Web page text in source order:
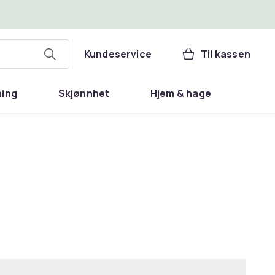
Kundeservice Til kassen
Skjønnhet Hjem & hage